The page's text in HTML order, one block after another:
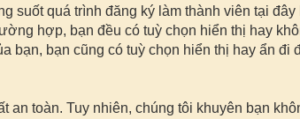
suốt quá trình đăng ký làm thành viên tại
hợp, bạn đều có tuỳ chọn hiển thị hay
bạn, bạn cũng có tuỳ chọn hiển thị hay ẩn đi
toàn. Tuy nhiên, chúng tôi khuyên bạn